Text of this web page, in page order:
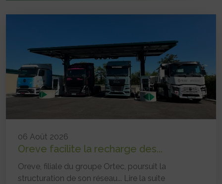
06 Août 2026
Oreve facilite la recharge des...
Oreve, filiale du groupe Ortec, poursuit la
structuration de son réseau... Lire la suite